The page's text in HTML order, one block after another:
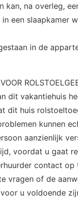
kan, na overleg,
een slaapkamer
in de
dit vakantiehuis
dit huis
kunnen
aanzienlijk
voordat u gaat
contact op
vragen of de
u voldoende